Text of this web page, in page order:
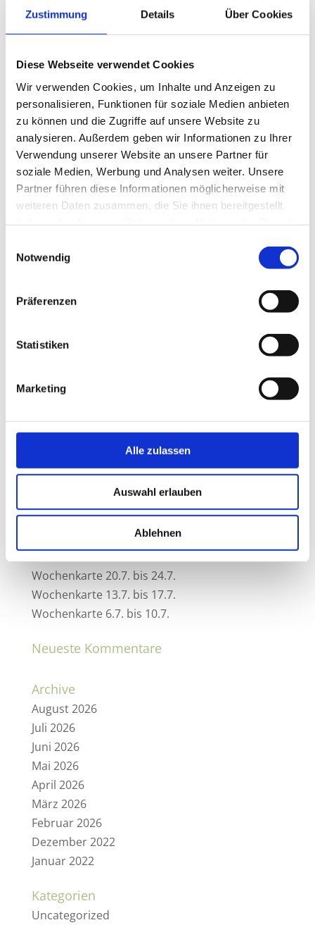
Zustimmung Details Über Cookies
Diese Webseite verwendet Cookies
Wir verwenden Cookies, um Inhalte und Anzeigen zu
personalisieren, Funktionen für soziale Medien anbieten
zu können und die Zugriffe auf unsere Website zu
analysieren. Außerdem geben wir Informationen zu Ihrer
Verwendung unserer Website an unsere Partner für
soziale Medien, Werbung und Analysen weiter. Unsere
Partner führen diese Informationen möglicherweise mit
weiteren Daten zusammen, die Sie ihnen bereitgestellt
Notwendig
Präferenzen
Statistiken
Marketing
Alle zulassen
Auswahl erlauben
Ablehnen
Wochenkarte 11.5. bis 15.5.
vonRosmarie123 Sonntag 10. Mai 2026 |
Wochenkarten
Alle Tagesessen und Gerichte sind auch
zum mitnehmen erhältlich! Gerne könnt Ihr
vorbestellen unter 07171-8713100. Wir freuen
uns auf Euch…
vonRosmarie123
Alle Tagesessen und Gerichte sind auch
zum mitnehmen erhältlich! Gerne könnt Ihr
uns auf Euch…
Neueste Beiträge
Wochenkarte 3.8. bis 7.8.
Wochenkarte 27.7. bis 31.7.
Wochenkarte 20.7. bis 24.7.
Wochenkarte 13.7. bis 17.7.
Wochenkarte 6.7. bis 10.7.
Neueste Kommentare
Archive
August 2026
Juli 2026
Juni 2026
Mai 2026
April 2026
März 2026
Februar 2026
Dezember 2022
Januar 2022
Kategorien
Uncategorized